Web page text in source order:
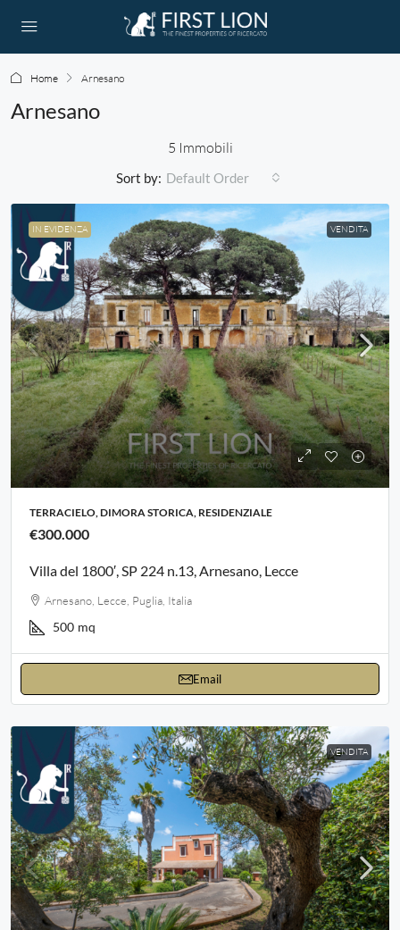
Home Arnesano
Arnesano
5 Immobili
Sort by: Default Order
IN EVIDENZA VENDITA
TERRACIELO, DIMORA STORICA, RESIDENZIALE
€300.000
Villa del 1800′, SP 224 n.13, Arnesano, Lecce
Arnesano, Lecce, Puglia, Italia
500 mq
Email
VENDITA